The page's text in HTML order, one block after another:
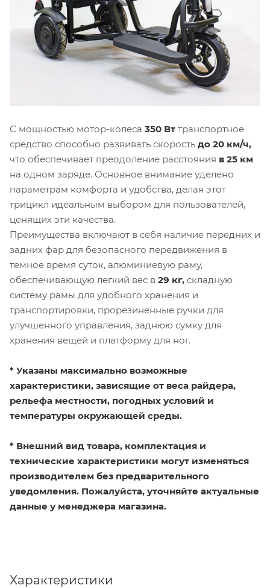
С мощностью мотор-колеса 350 Вт транспортное
средство способно развивать скорость до 20 км/ч,
что обеспечивает преодоление расстояния в 25 км
на одном заряде. Основное внимание уделено
параметрам комфорта и удобства, делая этот
трицикл идеальным выбором для пользователей,
ценящих эти качества.
Преимущества включают в себя наличие передних и
задних фар для безопасного передвижения в
темное время суток, алюминиевую раму,
обеспечивающую легкий вес в 29 кг, складную
систему рамы для удобного хранения и
транспортировки, прорезиненные ручки для
улучшенного управления, заднюю сумку для
хранения вещей и платформу для ног.
* Указаны максимально возможные
характеристики, зависящие от веса райдера,
рельефа местности, погодных условий и
температуры окружающей среды.
* Внешний вид товара, комплектация и
технические характеристики могут изменяться
производителем без предварительного
уведомления. Пожалуйста, уточняйте актуальные
данные у менеджера магазина.
Характеристики